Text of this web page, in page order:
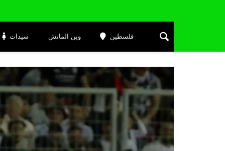
سيدات وين الماتش فلسطين